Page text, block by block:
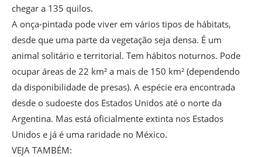
chegar a 135 quilos.
A onça-pintada pode viver em vários tipos de hábitats,
desde que uma parte da vegetação seja densa. É um
animal solitário e territorial. Tem hábitos noturnos. Pode
ocupar áreas de 22 km² a mais de 150 km² (dependendo
da disponibilidade de presas). A espécie era encontrada
desde o sudoeste dos Estados Unidos até o norte da
Argentina. Mas está oficialmente extinta nos Estados
Unidos e já é uma raridade no México.
VEJA TAMBÉM: